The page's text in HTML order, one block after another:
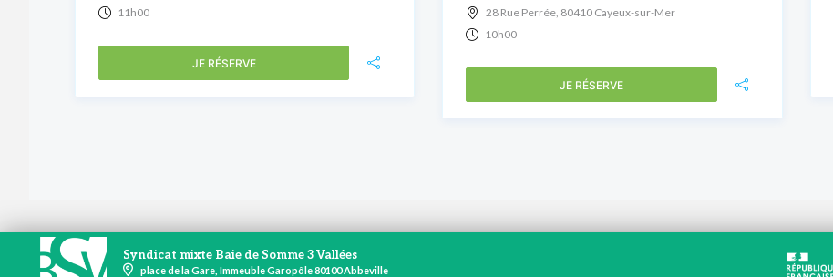
11h00
JE RÉSERVE
28 Rue Perrée, 80410 Cayeux-sur-Mer
10h00
JE RÉSERVE
Syndicat mixte Baie de Somme 3 Vallées
place de la Gare, Immeuble Garopôle 80100 Abbeville